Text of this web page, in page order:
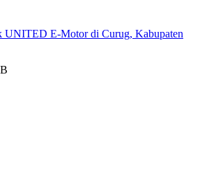
UNITED E-Motor di Curug, Kabupaten